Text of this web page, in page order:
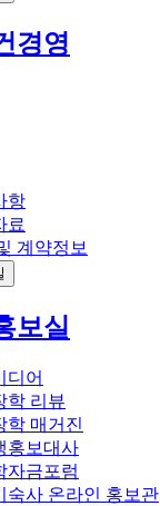
경영
항
료
계약정보
보실
디어
학 리뷰
학 매거진
홍보대사
자금포럼
숙사 온라인 홍보관